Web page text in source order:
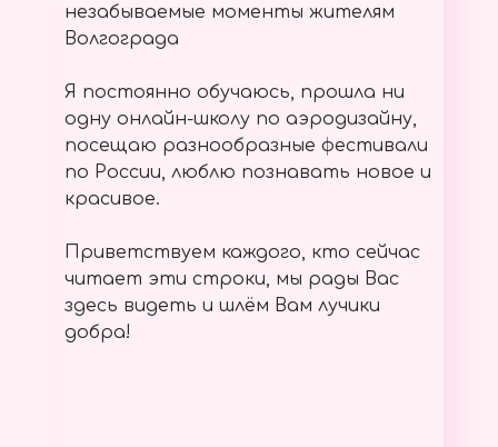
незабываемые моменты жителям
Волгограда
Я постоянно обучаюсь, прошла ни
одну онлайн-школу по аэродизайну,
посещаю разнообразные фестивали
по России, люблю познавать новое и
красивое.
Приветствуем каждого, кто сейчас
читает эти строки, мы рады Вас
здесь видеть и шлём Вам лучики
добра!